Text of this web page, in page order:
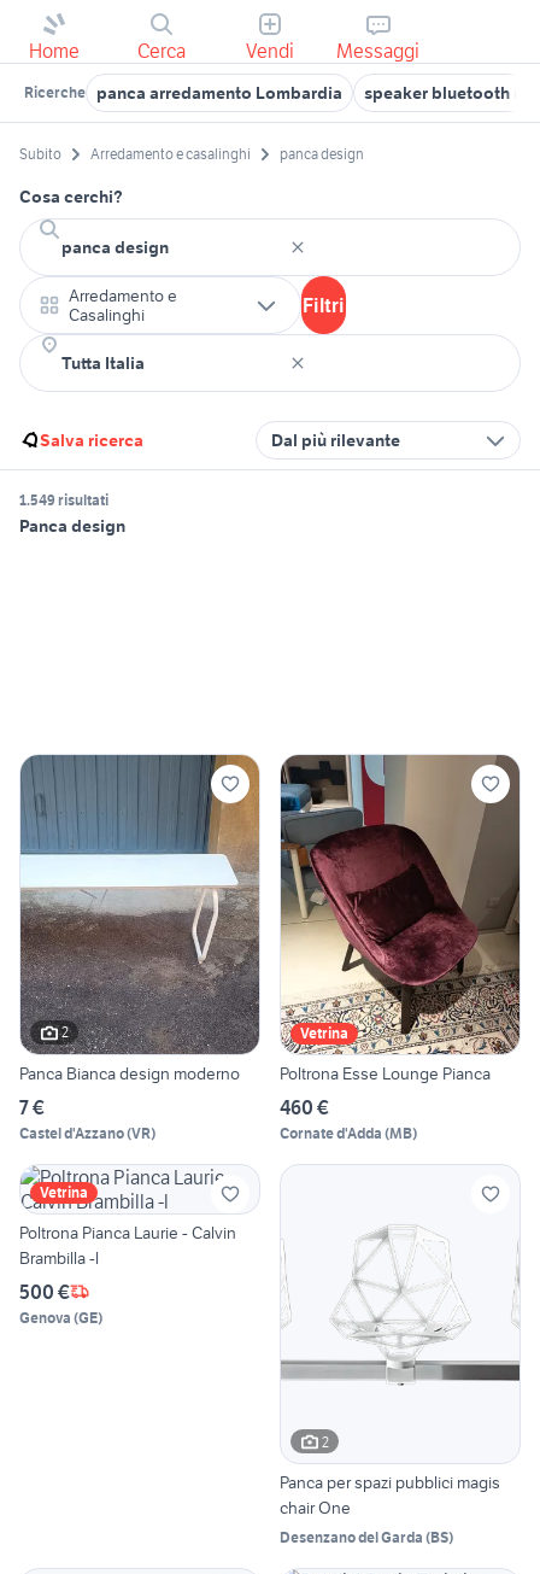
Home Cerca Vendi Messaggi
Ricerche panca arredamento Lombardia speaker bluetooth
Subito Arredamento e casalinghi panca design
Cosa cerchi?
Arredamento e
Casalinghi
Filtri
Salva ricerca Dal più rilevante
1.549 risultati
Panca design
2
Panca Bianca design moderno
7 €
Castel d'Azzano(VR)
Vetrina
Poltrona Esse Lounge Pianca
460 €
Cornate d'Adda (MB)
Vetrina
Poltrona Pianca Laurie - Calvin
Brambilla -l
500 €
Genova (GE)
2
Panca per spazi pubblici magis
chair One
Desenzano del Garda (BS)